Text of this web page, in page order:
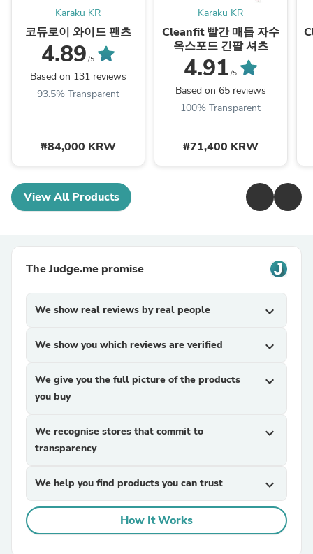
Karaku KR
코듀로이 와이드 팬츠
4.89 /5
Based on 131 reviews
93.5% Transparent
₩84,000 KRW
Karaku KR
Cleanfit 빨간 매듭 자수
옥스포드 긴팔 셔츠
4.91 /5
Based on 65 reviews
100% Transparent
₩71,400 KRW
View All Products
The Judge.me promise
We show real reviews by real people expand_more
We show you which reviews are verified expand_more
We give you the full picture of the products
you buy
expand_more
We recognise stores that commit to
transparency
expand_more
We help you find products you can trust expand_more
How It Works